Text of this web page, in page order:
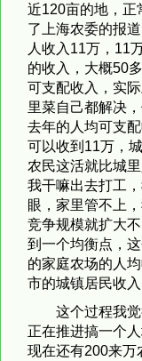
近120亩的地，正
了上海农委的报
人收入11万，11
的收入，大概50
可支配收入，实
里菜自己都解决
去年的人均可支
可以收到11万，
农民这活就比城
我干嘛出去打工
眼，家里管不上
竞争规模就扩大
到一个均衡点，
的家庭农场的人
市的城镇居民收入
这个过程我
正在推进搞一个
现在还有200来万